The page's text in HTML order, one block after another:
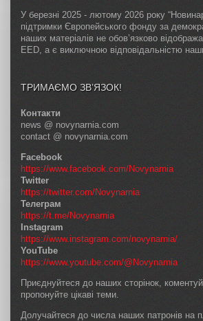
У березні 2025 - лютому 2026 року
підтримки Європейського фонду за
наших матеріалів не обов’язково
EED, а є виключною відповідальністю
ТРИМАЄМО ЗВ’ЯЗОК!
Контакти
news @ novynarnia.com
contact @ novynarnia.com
Facebook
https://www.facebook.com/Novynarnia
Twitter
https://twitter.com/Novynarnia
Телеграм
https://t.me/Novynarnia
Instagram
https://www.instagram.com/novynarnia/
YouTube
https://www.youtube.com/@Novynarnia
Приєднуйтеся до наших сторінок,
пропонуйте цікаві теми.
Долучайтеся до числа наших патронів на